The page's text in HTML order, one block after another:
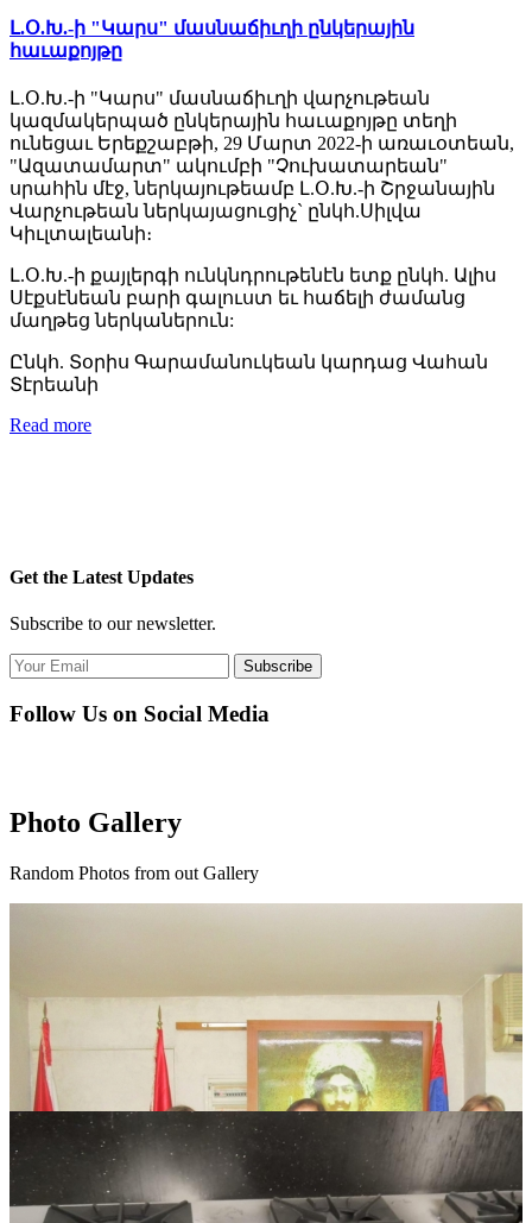
Լ.Օ.Խ.-ի "Կարս" մասնաճիւղի ընկերային
հաւաքոյթը
Լ.Օ.Խ.-ի "Կարս" մասնաճիւղի վարչութեան
կազմակերպած ընկերային հաւաքոյթը տեղի
ունեցաւ Երեքշաբթի, 29 Մարտ 2022-ի առաւօտեան,
"Ազատամարտ" ակումբի "Չուխատարեան"
սրահին մէջ, ներկայութեամբ Լ.Օ.Խ.-ի Շրջանային
Վարչութեան ներկայացուցիչ` ընկհ.Սիլվա
Կիւլտալեանի։
Լ.Օ.Խ.-ի քայլերգի ունկնդրութենէն ետք ընկհ. Ալիս
Սէքսէնեան բարի գալուստ եւ հաճելի ժամանց
մաղթեց ներկաներուն:
Ընկհ. Տօրիս Գարամանուկեան կարդաց Վահան
Տէրեանի
Read more
Get the Latest Updates
Subscribe to our newsletter.
Subscribe
Follow Us on Social Media
Photo Gallery
Random Photos from out Gallery